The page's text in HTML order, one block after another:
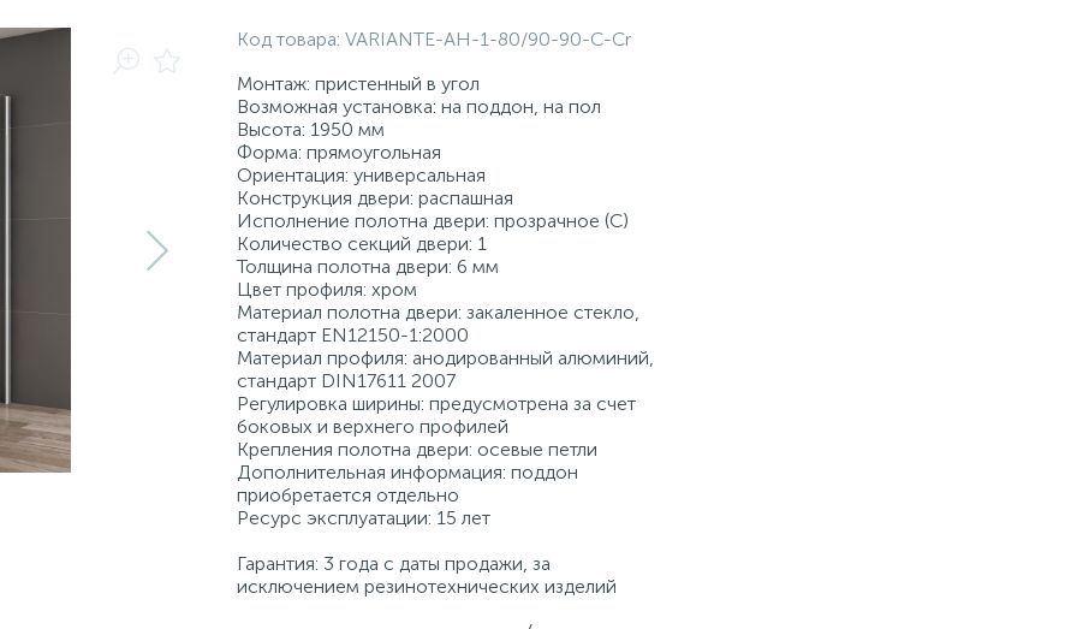
Код товара: VARIANTE-AH-1-80/90-90-C-Cr
Монтаж: пристенный в угол
Возможная установка: на поддон, на пол
Высота: 1950 мм
Форма: прямоугольная
Ориентация: универсальная
Конструкция двери: распашная
Исполнение полотна двери: прозрачное (C)
Количество секций двери: 1
Толщина полотна двери: 6 мм
Цвет профиля: хром
Материал полотна двери: закаленное стекло,
стандарт EN12150-1:2000
Материал профиля: анодированный алюминий,
стандарт DIN17611 2007
Регулировка ширины: предусмотрена за счет
боковых и верхнего профилей
Крепления полотна двери: осевые петли
Дополнительная информация: поддон
приобретается отдельно
Ресурс эксплуатации: 15 лет
Гарантия: 3 года с даты продажи, за
исключением резинотехнических изделий